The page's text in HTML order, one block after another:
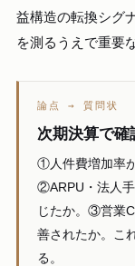
益構造の転換シグ
を測るうえで重要
論点 → 質問状
次期決算で確
①人件費増加率
②ARPU・法人
じたか。③営業
善されたか。こ
る。